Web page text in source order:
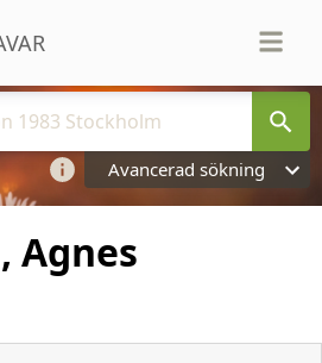
Avancerad sökning
Agnes